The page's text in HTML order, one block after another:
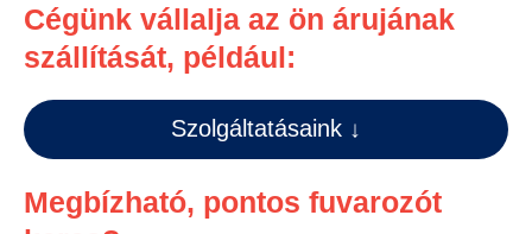
Cégünk vállalja az ön árujának
szállítását, például:
Szolgáltatásaink ↓
Megbízható, pontos fuvarozót